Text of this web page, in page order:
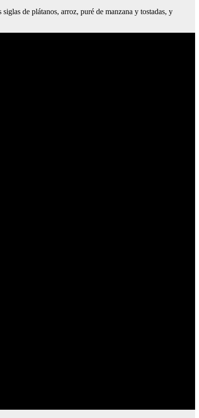
de plátanos, arroz, puré de manzana y tostadas, y